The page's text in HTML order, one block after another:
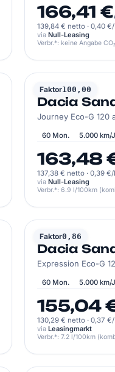
166,41 €
139,84 € netto · 0,40
via Null-Leasing
Verbr.*: keine Angabe
Faktor100,00
DACIA
Dacia
Journey Eco-G 120
60 Mon. 5.000 km/J
163,48
137,38 € netto · 0,39 €/
via Null-Leasing
Verbr.*: 6.9 l/100km
Faktor0,86
DACIA
Dacia
Expression Eco-G
60 Mon. 5.000 km/J
155,04
130,29 € netto · 0,37
via Leasingmarkt
Verbr.*: 7.2 l/100km